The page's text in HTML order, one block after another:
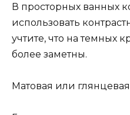
В просторных ванных
использовать
учтите, что на темных
более заметны.
Матовая или